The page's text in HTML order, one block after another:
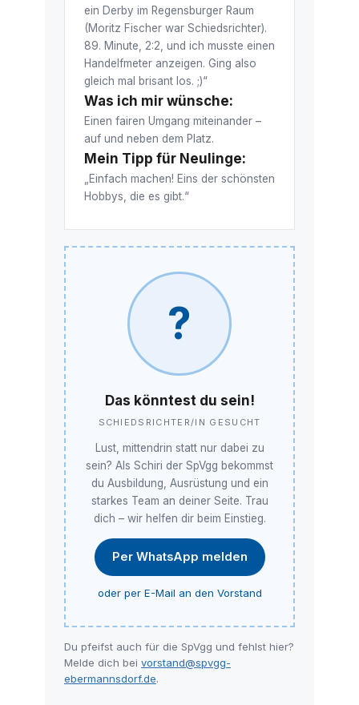
ein Derby im Regensburger Raum
(Moritz Fischer war Schiedsrichter).
89. Minute, 2:2, und ich musste einen
Handelfmeter anzeigen. Ging also
gleich mal brisant los. ;)“
Was ich mir wünsche:
Einen fairen Umgang miteinander –
auf und neben dem Platz.
Mein Tipp für Neulinge:
„Einfach machen! Eins der schönsten
Hobbys, die es gibt.“
?
Das könntest du sein!
SCHIEDSRICHTER/IN GESUCHT
Lust, mittendrin statt nur dabei zu
sein? Als Schiri der SpVgg bekommst
du Ausbildung, Ausrüstung und ein
starkes Team an deiner Seite. Trau
dich – wir helfen dir beim Einstieg.
Per WhatsApp melden
oder per E-Mail an den Vorstand
Du pfeifst auch für die SpVgg und fehlst hier?
Melde dich bei vorstand@spvgg-
ebermannsdorf.de.